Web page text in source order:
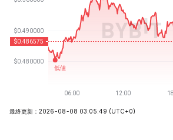
最終更新：2026-08-08 03:05:49 (UTC+0)